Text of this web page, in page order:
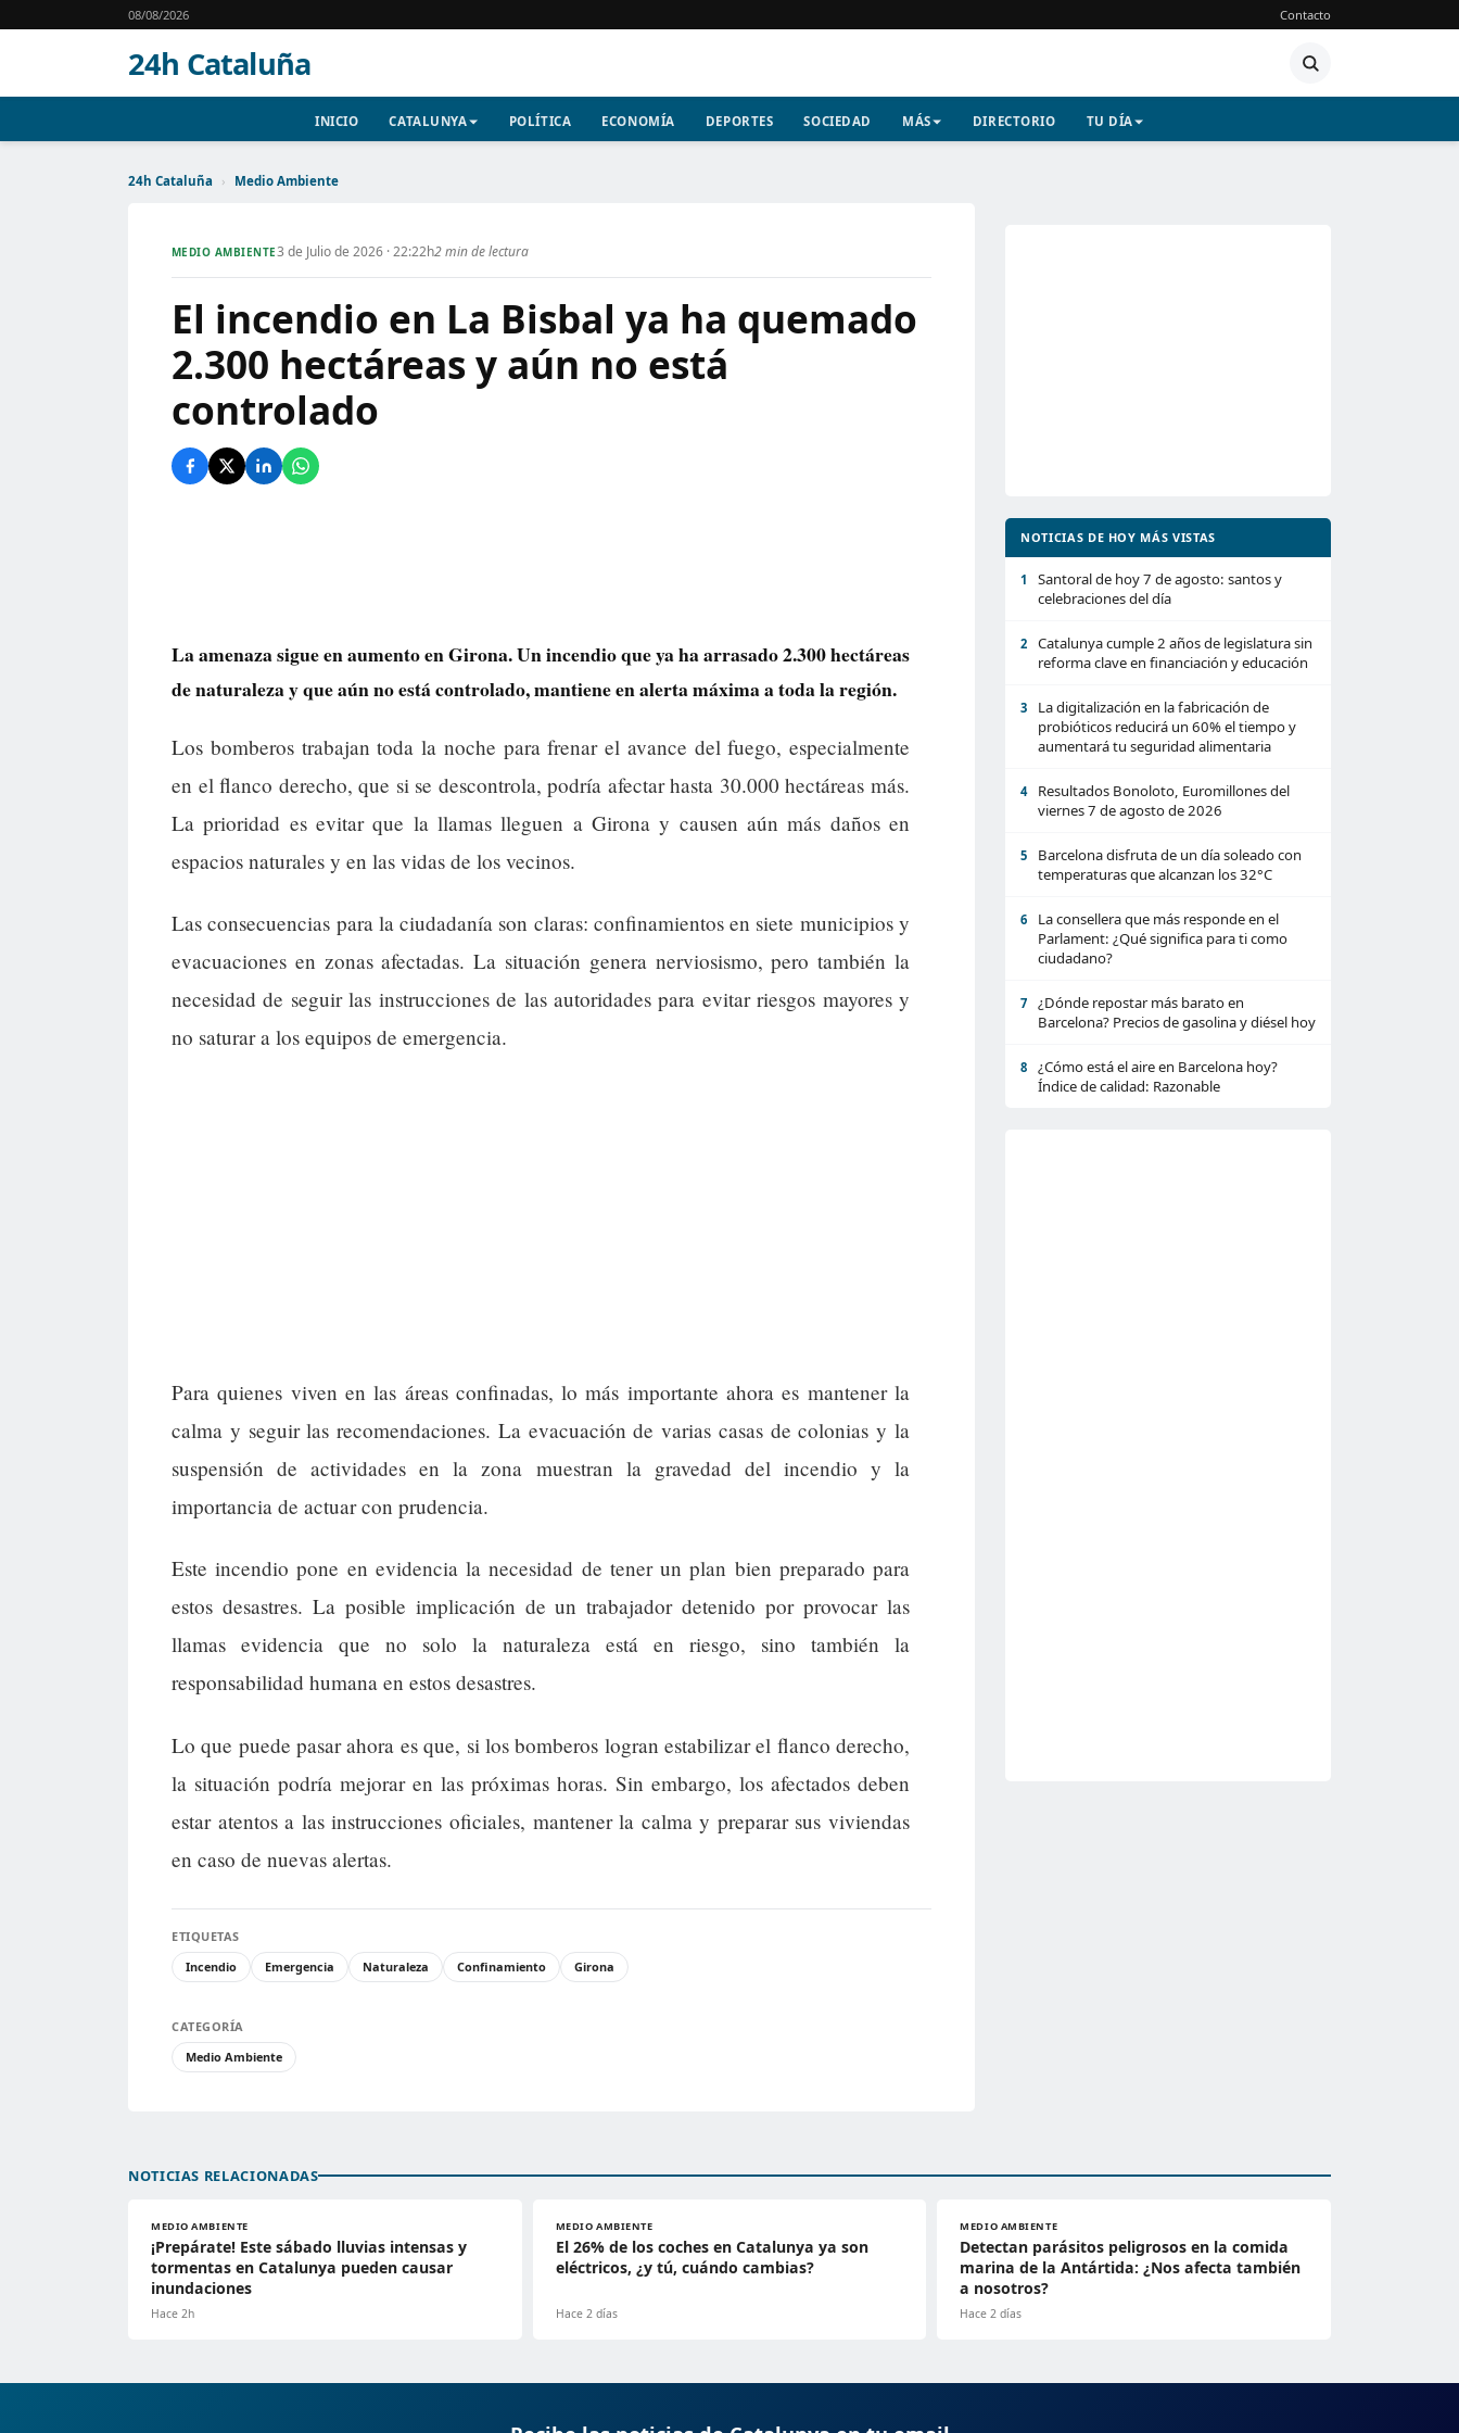
08/08/2026 Contacto
24h Cataluña
INICIO CATALUNYA POLÍTICA ECONOMÍA DEPORTES SOCIEDAD MÁS DIRECTORIO TU DÍA
24h Cataluña › Medio Ambiente
MEDIO AMBIENTE3 de Julio de 2026 · 22:22h2 min de lectura
El incendio en La Bisbal ya ha quemado
2.300 hectáreas y aún no está
controlado
La amenaza sigue en aumento en Girona. Un incendio que ya ha arrasado 2.300 hectáreas
de naturaleza y que aún no está controlado, mantiene en alerta máxima a toda la región.
Los bomberos trabajan toda la noche para frenar el avance del fuego, especialmente
en el flanco derecho, que si se descontrola, podría afectar hasta 30.000 hectáreas más.
La prioridad es evitar que la llamas lleguen a Girona y causen aún más daños en
espacios naturales y en las vidas de los vecinos.
Las consecuencias para la ciudadanía son claras: confinamientos en siete municipios y
evacuaciones en zonas afectadas. La situación genera nerviosismo, pero también la
necesidad de seguir las instrucciones de las autoridades para evitar riesgos mayores y
no saturar a los equipos de emergencia.
Para quienes viven en las áreas confinadas, lo más importante ahora es mantener la
calma y seguir las recomendaciones. La evacuación de varias casas de colonias y la
suspensión de actividades en la zona muestran la gravedad del incendio y la
importancia de actuar con prudencia.
Este incendio pone en evidencia la necesidad de tener un plan bien preparado para
estos desastres. La posible implicación de un trabajador detenido por provocar las
llamas evidencia que no solo la naturaleza está en riesgo, sino también la
responsabilidad humana en estos desastres.
Lo que puede pasar ahora es que, si los bomberos logran estabilizar el flanco derecho,
la situación podría mejorar en las próximas horas. Sin embargo, los afectados deben
estar atentos a las instrucciones oficiales, mantener la calma y preparar sus viviendas
en caso de nuevas alertas.
ETIQUETAS
Incendio
Emergencia Naturaleza Confinamiento Girona
CATEGORÍA
Medio Ambiente
NOTICIAS DE HOY MÁS VISTAS
1
Santoral de hoy 7 de agosto: santos y
celebraciones del día
2
Catalunya cumple 2 años de legislatura sin
reforma clave en financiación y educación
3
La digitalización en la fabricación de
probióticos reducirá un 60% el tiempo y
aumentará tu seguridad alimentaria
4
Resultados Bonoloto, Euromillones del
viernes 7 de agosto de 2026
5
Barcelona disfruta de un día soleado con
temperaturas que alcanzan los 32°C
6
La consellera que más responde en el
Parlament: ¿Qué significa para ti como
ciudadano?
7
¿Dónde repostar más barato en
Barcelona? Precios de gasolina y diésel hoy
8
¿Cómo está el aire en Barcelona hoy?
Índice de calidad: Razonable
NOTICIAS RELACIONADAS
MEDIO AMBIENTE
¡Prepárate! Este sábado lluvias intensas y
tormentas en Catalunya pueden causar
inundaciones
Hace 2h
MEDIO AMBIENTE
El 26% de los coches en Catalunya ya son
eléctricos, ¿y tú, cuándo cambias?
Hace 2 días
MEDIO AMBIENTE
Detectan parásitos peligrosos en la comida
marina de la Antártida: ¿Nos afecta también
a nosotros?
Hace 2 días